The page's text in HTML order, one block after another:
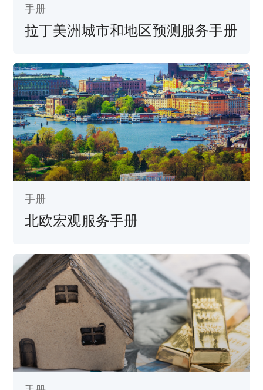
手册
拉丁美洲城市和地区预测服务手册
手册
北欧宏观服务手册